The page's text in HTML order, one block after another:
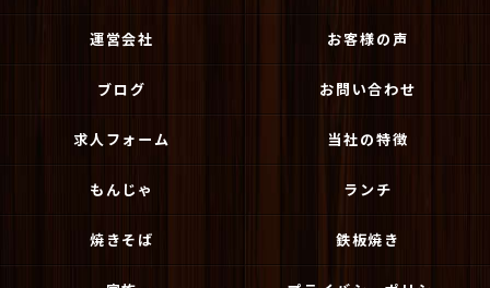
運営会社 お客様の声
ブログ お問い合わせ
求人フォーム 当社の特徴
もんじゃ ランチ
焼きそば 鉄板焼き